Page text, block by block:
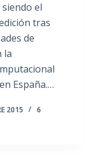
el
tras
de
la
España.…
2015
6